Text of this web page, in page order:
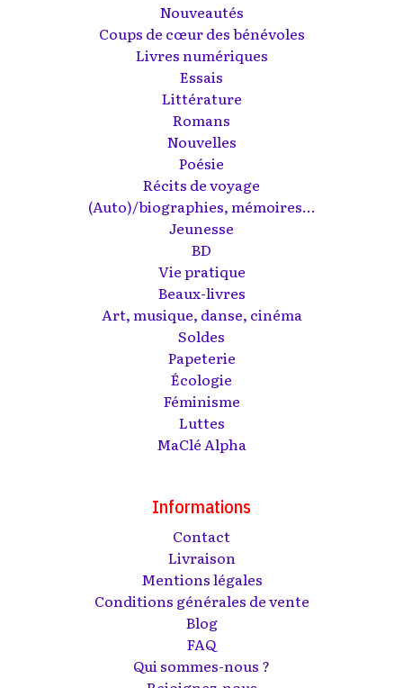
Nouveautés
Coups de cœur des bénévoles
Livres numériques
Essais
Littérature
Romans
Nouvelles
Poésie
Récits de voyage
(Auto)/biographies, mémoires...
Jeunesse
BD
Vie pratique
Beaux-livres
Art, musique, danse, cinéma
Soldes
Papeterie
Écologie
Féminisme
Luttes
MaClé Alpha
Informations
Contact
Livraison
Mentions légales
Conditions générales de vente
Blog
FAQ
Qui sommes-nous ?